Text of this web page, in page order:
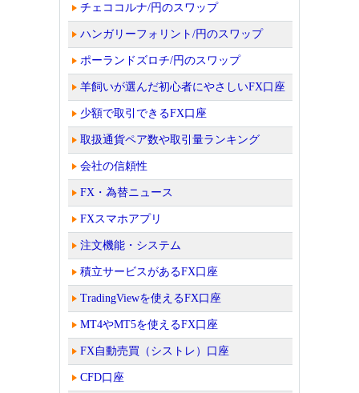
チェココルナ/円のスワップ
ハンガリーフォリント/円のスワップ
ポーランドズロチ/円のスワップ
羊飼いが選んだ初心者にやさしいFX口座
少額で取引できるFX口座
取扱通貨ペア数や取引量ランキング
会社の信頼性
FX・為替ニュース
FXスマホアプリ
注文機能・システム
積立サービスがあるFX口座
TradingViewを使えるFX口座
MT4やMT5を使えるFX口座
FX自動売買（シストレ）口座
CFD口座